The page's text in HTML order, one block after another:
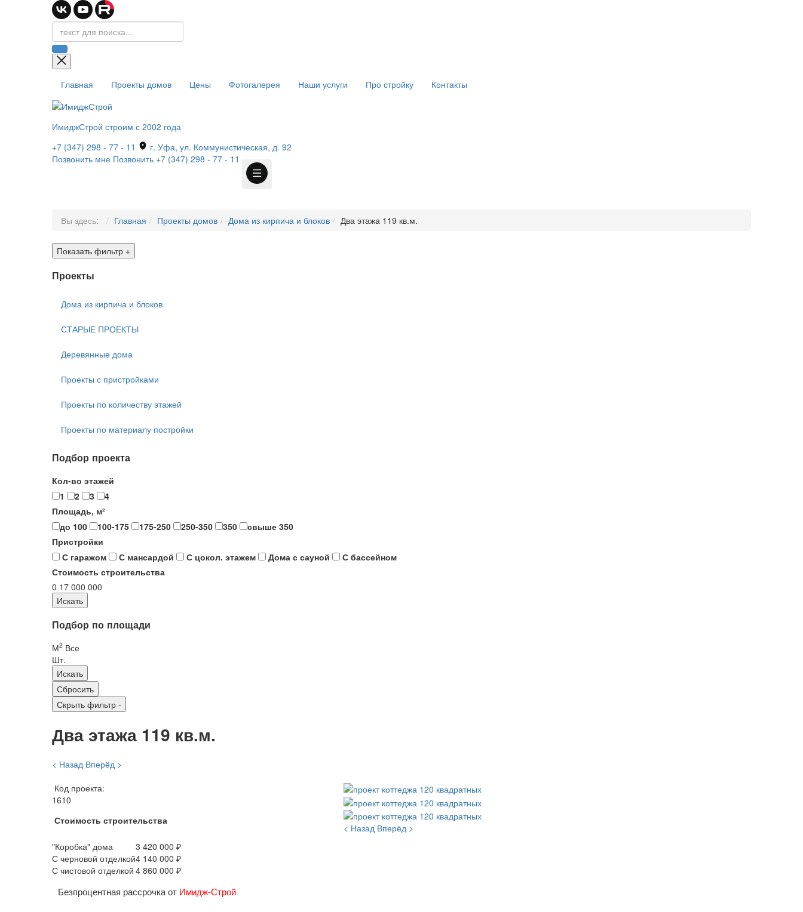
Главная Проекты домов Цены Фотогалерея Наши услуги Про стройку Контакты
ИмиджСтрой строим с 2002 года
+7 (347) 298 - 77 - 11
г. Уфа, ул. Коммунистическая, д. 92
Позвонить мне Позвонить +7 (347) 298 - 77 - 11
Вы здесь: Главная Проекты домов Дома из кирпича и блоков Два этажа 119 кв.м.
Показать фильтр +
Проекты
Дома из кирпича и блоков
СТАРЫЕ ПРОЕКТЫ
Деревянные дома
Проекты с пристройками
Проекты по количеству этажей
Проекты по материалу постройки
Подбор проекта
Кол-во этажей
1
2 3
4
Площадь, м²
до 100
100-175 175-250 250-350 350
свыше 350
Пристройки
С гаражом
С мансардой С цокол. этажем Дома с сауной
С бассейном
Стоимость строительства
0 17 000 000
Подбор по площади
М2 Все
Шт.
Скрыть фильтр -
Два этажа 119 кв.м.
< Назад Вперёд >
Код проекта:
1610
Стоимость строительства
"Коробка" дома
3 420 000 ₽
С черновой отделкой4 140 000 ₽
С чистовой отделкой 4 860 000 ₽
Безпроцентная рассрочка от Имидж-Строй
< Назад Вперёд >